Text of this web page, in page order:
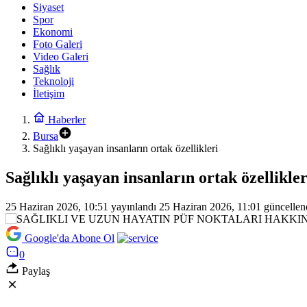
Siyaset
Spor
Ekonomi
Foto Galeri
Video Galeri
Sağlık
Teknoloji
İletişim
Haberler
Bursa
Sağlıklı yaşayan insanların ortak özellikleri
Sağlıklı yaşayan insanların ortak
25 Haziran 2026, 10:51 yayınlandı 25 Haziran 2026, 11:01
Google'da Abone Ol
0
Paylaş